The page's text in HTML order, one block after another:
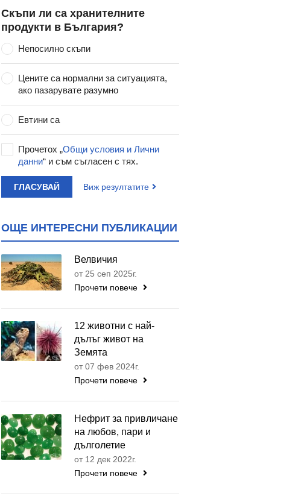
Скъпи ли са хранителните
продукти в България?
Непосилно скъпи
Цените са нормални за ситуацията,
ако пазарувате разумно
Евтини са
Прочетох „Общи условия и Лични
данни“ и съм съгласен с тях.
ГЛАСУВАЙ Виж резултатите
ОЩЕ ИНТЕРЕСНИ ПУБЛИКАЦИИ
Велвичия
от 25 сеп 2025г.
Прочети повече
12 животни с най-
дълъг живот на
Земята
от 07 фев 2024г.
Прочети повече
Нефрит за привличане
на любов, пари и
дълголетие
от 12 дек 2022г.
Прочети повече